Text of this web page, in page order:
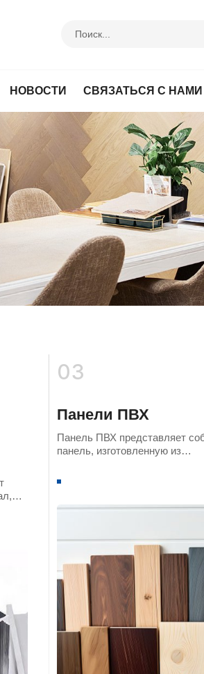
НОВОСТИ СВЯЗАТЬСЯ С НАМИ
их
03
Панели ПВХ
Панель ПВХ представляет
панель, изготовленную из
качестве основного сырья. Его
аналогичны дереву, камню или